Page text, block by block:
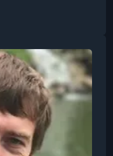
учеников.
продвинутым
сквирт,
моделях. За свою
девушек.